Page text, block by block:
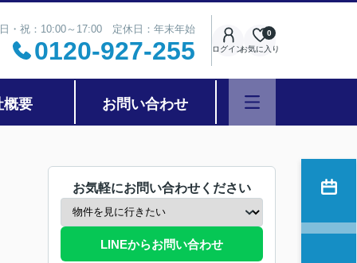
・祝：10:00～17:00 定休日：年末年始
0120-927-255 ログインお気に入り
0
概要 お問い合わせ
お気軽にお問い合わせください
LINEからお問い合わせ